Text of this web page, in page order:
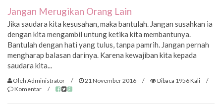
Jangan Merugikan Orang Lain
Jika saudara kita kesusahan, maka bantulah. Jangan susahkan ia
dengan kita mengambil untung ketika kita membantunya.
Bantulah dengan hati yang tulus, tanpa pamrih. Jangan pernah
mengharap balasan darinya. Karena kewajiban kita kepada
saudara kita...
Oleh Administrator / 21 November 2016 / Dibaca 1956 Kali
/
Komentar
/